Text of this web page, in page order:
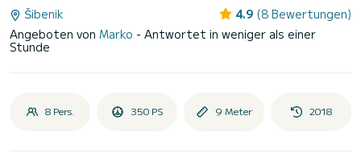
Šibenik 4.9 (8 Bewertungen)
Angeboten von Marko - Antwortet in weniger als einer
Stunde
8 Pers. 350 PS 9 Meter 2018